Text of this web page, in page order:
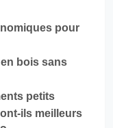
pour
bois sans
petits
ils meilleurs